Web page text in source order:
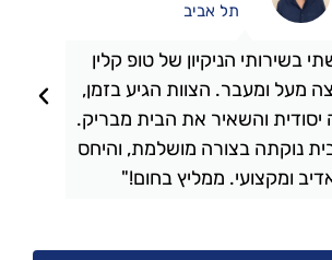
בשירותי הניקיון של טופ קלין
מעל ומעבר. הצוות הגיע בזמן,
יסודית והשאיר את הבית מבריק.
נוקתה בצורה מושלמת, והיחס
ומקצועי. ממליץ בחום!"
תל אביב